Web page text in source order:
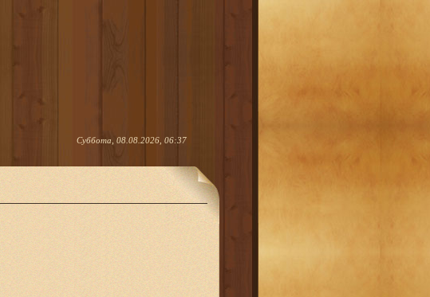
Суббота, 08.08.2026, 06:37